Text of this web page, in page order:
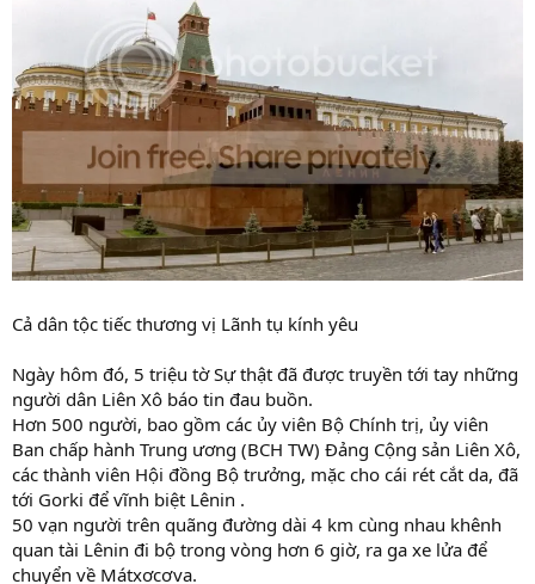
Cả dân tộc tiếc thương vị Lãnh tụ kính yêu
Ngày hôm đó, 5 triệu tờ Sự thật đã được truyền tới tay những
người dân Liên Xô báo tin đau buồn.
Hơn 500 người, bao gồm các ủy viên Bộ Chính trị, ủy viên
Ban chấp hành Trung ương (BCH TW) Đảng Cộng sản Liên Xô,
các thành viên Hội đồng Bộ trưởng, mặc cho cái rét cắt da, đã
tới Gorki để vĩnh biệt Lênin .
50 vạn người trên quãng đường dài 4 km cùng nhau khênh
quan tài Lênin đi bộ trong vòng hơn 6 giờ, ra ga xe lửa để
chuyển về Mátxơcơva.